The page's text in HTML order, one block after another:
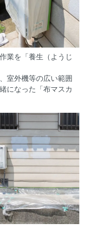
業を「養生（ようじ
室外機等の広い範囲
になった「布マスカ